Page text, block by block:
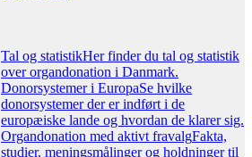
Tal og statistikHer finder du tal og statistik
over organdonation i Danmark.
Donorsystemer i EuropaSe hvilke
donorsystemer der er indført i de
europæiske lande og hvordan de klarer sig.
Organdonation med aktivt fravalgFakta,
studier, meningsmålinger og holdninger til